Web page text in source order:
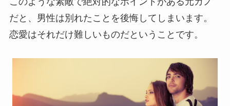
だと、男性は別れたことを後悔してしまいます。
恋愛はそれだけ難しいものだということです。